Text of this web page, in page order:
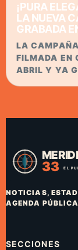
¡PURA
LA NUEVA
GRABADA
LA
FILMADA EN
ABRIL Y YA
NOTICIAS,
AGENDA
SECCIONES